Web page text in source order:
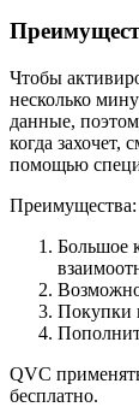
Чтобы
несколько
данные,
когда захочет,
помощью
Преимущества:
Большое
Покупки
QVC
бесплатно.